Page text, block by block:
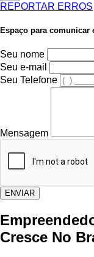
REPORTAR ERROS
Espaço para comunicar
Seu nome
Seu e-mail
Seu Telefone
Mensagem
ENVIAR
Cresce No